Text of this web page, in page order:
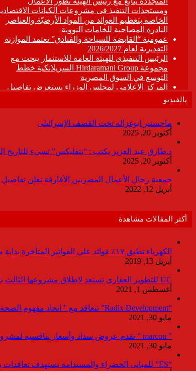
بالفيديو
ماجستير ابوغزاله تحت القصف الإسرائيلى
أكتوبر 20, 2025
د.طارق عبد العزيز يكتب : “نتفليكس” تسىء للتاريخ
أكتوبر 20, 2025
جمعية رجال الأعمال المصريين الأفارقة تعلن
أبريل 12, 2022
أكثر المقالات مشاهدة
الكهرباء تطبق ١٧٪ فوائد على الفواتير المتأخرة بداية من مايو المقبل
أبريل 13, 2019
UC للتطوير العقارى تستعد لاطلاق مشروعها الثالث بالعاصمة خلال أيام
أغسطس 1, 2021
“Radix Development” تتعاقد مع ” اتحاد مفهوم الصحة ” السعودية لإدارة القطاع الطبى بمشروع “Agile ” فى العاصمة الإدارية
مايو 30, 2021
” marcon ” تقدم عروض سداد وأسعار تنافسية لمشروع ” G7 ” القاهرة الجديد بمعرض نيكست موف
مايو 30, 2021
“ES” للمبانى الخضراء والمستدامة تستهدف تعاقدات بقيمة 2 مليار جنيه لصالح المطورين خلال 2021